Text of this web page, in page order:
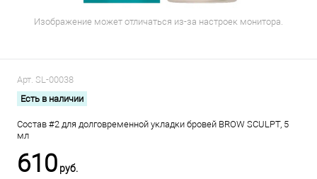
Изображение может отличаться из-за настроек монитора.
Арт. SL-00038
Есть в наличии
Состав #2 для долговременной укладки бровей BROW SCULPT, 5
мл
610 руб.